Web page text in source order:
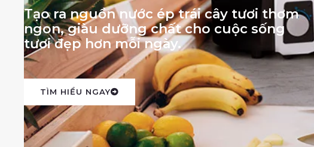
Tạo ra nguồn nước ép trái cây tươi thơm
ngon, giàu dưỡng chất cho cuộc sống
tươi đẹp hơn mỗi ngày.
TÌM HIỂU NGAY